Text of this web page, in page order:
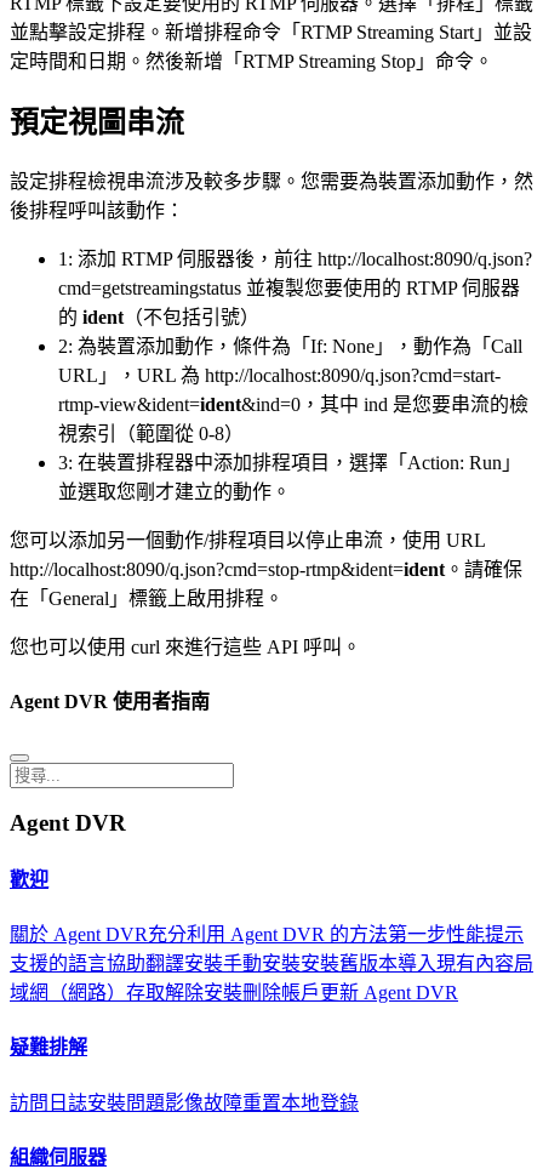
並點擊設定排程。新增排程命令「RTMP Streaming Start」並設
定時間和日期。然後新增「RTMP Streaming Stop」命令。
預定視圖串流
設定排程檢視串流涉及較多步驟。您需要為裝置添加動作，然
後排程呼叫該動作：
1: 添加 RTMP 伺服器後，前往 http://localhost:8090/q.json?
cmd=getstreamingstatus 並複製您要使用的 RTMP 伺服器
的 ident （不包括引號）
2: 為裝置添加動作，條件為「If: None」，動作為「Call
URL」，URL 為 http://localhost:8090/q.json?cmd=start-
rtmp-view&ident=ident&ind=0，其中 ind 是您要串流的檢
視索引（範圍從 0-8）
3: 在裝置排程器中添加排程項目，選擇「Action: Run」
並選取您剛才建立的動作。
您可以添加另一個動作/排程項目以停止串流，使用 URL
http://localhost:8090/q.json?cmd=stop-rtmp&ident=ident 。請確保
在「General」標籤上啟用排程。
您也可以使用 curl 來進行這些 API 呼叫。
Agent DVR 使用者指南
Agent DVR
歡迎
關於 Agent DVR充分利用 Agent DVR 的方法第一步性能提示
支援的語言協助翻譯安裝手動安裝安裝舊版本導入現有內容局
域網（網路）存取解除安裝刪除帳戶 更新 Agent DVR
疑難排解
訪問日誌安裝問題影像故障重置本地登錄
組織伺服器